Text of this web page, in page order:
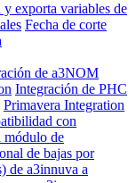
exporta variables de
Fecha de corte
de a3NOM
Integración de PHC
Primavera Integration
con
módulo de
de bajas por
de a3innuva a